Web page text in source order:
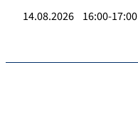
14.08.2026 16:00-17:00